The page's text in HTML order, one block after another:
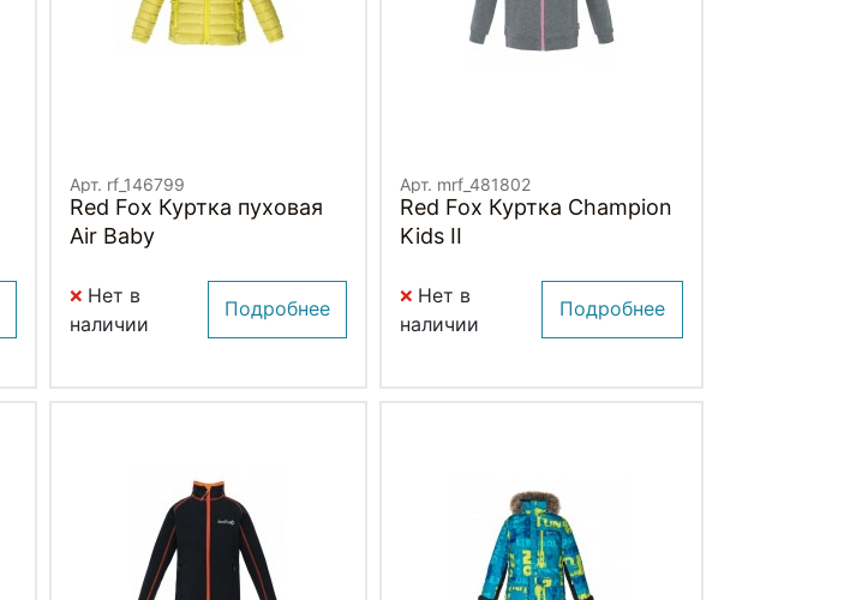
Арт. rf_146799
Red Fox Куртка пуховая
Air Baby
Нет в
наличии
Подробнее
Арт. mrf_481802
Red Fox Куртка Champion
Kids II
Нет в
наличии
Подробнее